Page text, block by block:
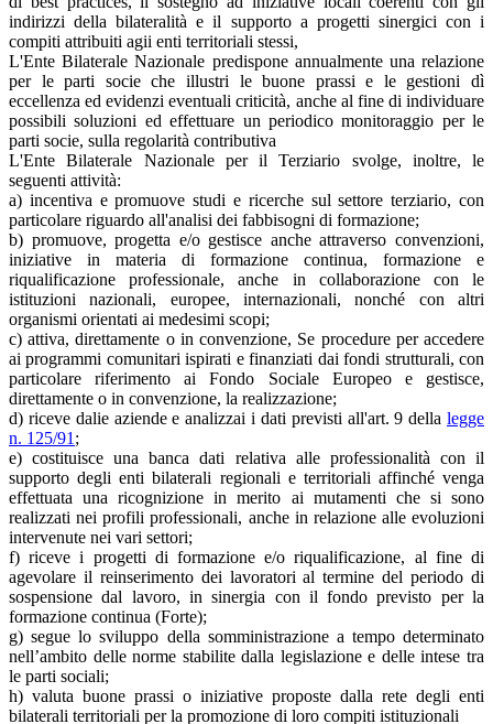
indirizzi della bilateralità e il supporto a progetti sinergici con i
compiti attribuiti agii enti territoriali stessi,
L'Ente Bilaterale Nazionale predispone annualmente una relazione
per le parti socie che illustri le buone prassi e le gestioni dì
eccellenza ed evidenzi eventuali criticità, anche al fine di individuare
possibili soluzioni ed effettuare un periodico monitoraggio per le
parti socie, sulla regolarità contributiva
L'Ente Bilaterale Nazionale per il Terziario svolge, inoltre, le
seguenti attività:
a) incentiva e promuove studi e ricerche sul settore terziario, con
particolare riguardo all'analisi dei fabbisogni di formazione;
b) promuove, progetta e/o gestisce anche attraverso convenzioni,
iniziative in materia di formazione continua, formazione e
riqualificazione professionale, anche in collaborazione con le
istituzioni nazionali, europee, internazionali, nonché con altri
organismi orientati ai medesimi scopi;
c) attiva, direttamente o in convenzione, Se procedure per accedere
ai programmi comunitari ispirati e finanziati dai fondi strutturali, con
particolare riferimento ai Fondo Sociale Europeo e gestisce,
direttamente o in convenzione, la realizzazione;
d) riceve dalie aziende e analizzai i dati previsti all'art. 9 della legge
n. 125/91 ;
e) costituisce una banca dati relativa alle professionalità con il
supporto degli enti bilaterali regionali e territoriali affinché venga
effettuata una ricognizione in merito ai mutamenti che si sono
realizzati nei profili professionali, anche in relazione alle evoluzioni
intervenute nei vari settori;
f) riceve i progetti di formazione e/o riqualificazione, al fine di
agevolare il reinserimento dei lavoratori al termine del periodo di
sospensione dal lavoro, in sinergia con il fondo previsto per la
formazione continua (Forte);
g) segue lo sviluppo della somministrazione a tempo determinato
nell’ambito delle norme stabilite dalla legislazione e delle intese tra
le parti sociali;
h) valuta buone prassi o iniziative proposte dalla rete degli enti
bilaterali territoriali per la promozione di loro compiti istituzionali